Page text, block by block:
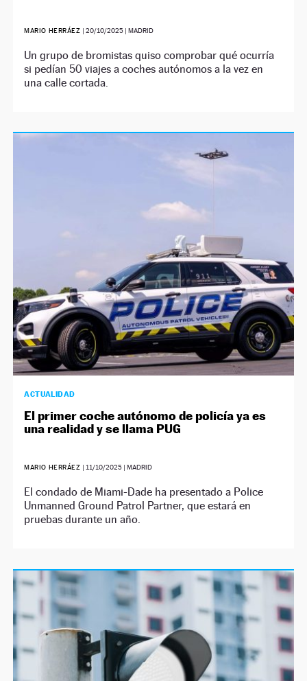
MARIO HERRÁEZ | 20/10/2025| MADRID
Un grupo de bromistas quiso comprobar qué ocurría
si pedían 50 viajes a coches autónomos a la vez en
una calle cortada.
ACTUALIDAD
El primer coche autónomo de policía ya es
una realidad y se llama PUG
MARIO HERRÁEZ | 11/10/2025| MADRID
El condado de Miami-Dade ha presentado a Police
Unmanned Ground Patrol Partner, que estará en
pruebas durante un año.